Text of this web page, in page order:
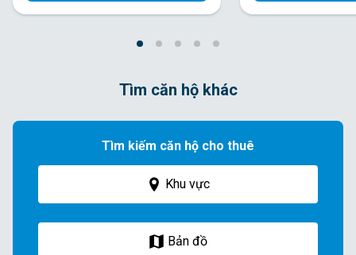
Tìm căn hộ khác
Tìm kiếm căn hộ cho thuê
Khu vực
Bản đồ